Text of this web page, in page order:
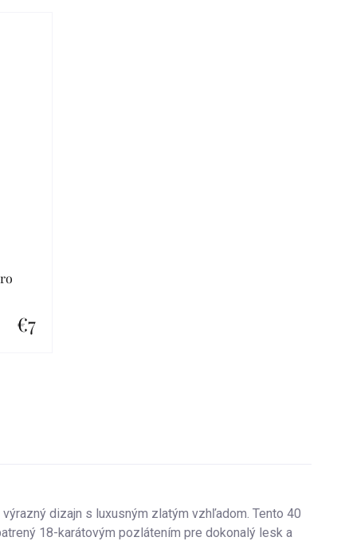
€7
dizajn s luxusným zlatým vzhľadom. Tento 40
18-karátovým pozlátením pre dokonalý lesk a